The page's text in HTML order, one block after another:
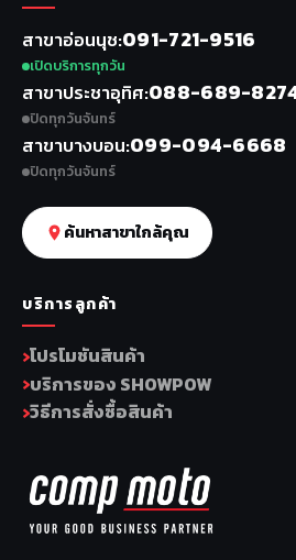
สาขาอ่อนนุช 091-721-9516
เปิดบริการทุกวัน
สาขาประชาอุทิศ 088-689-
ปิดทุกวันจันทร์
สาขาบางบอน 099-094-6668
ปิดทุกวันจันทร์
ค้นหาสาขาใกล้คุณ
บริการลูกค้า
โปรโมชันสินค้า
บริการของ SHOWPOW
วิธีการสั่งซื้อสินค้า